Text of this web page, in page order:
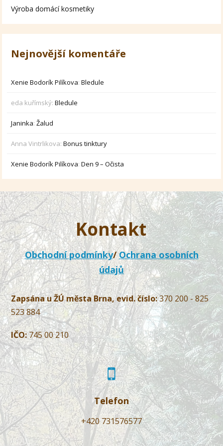
Výroba domácí kosmetiky
Nejnovější komentáře
Xenie Bodorík Pilíkova:Bledule
eda kuřímský:Bledule
Janinka:Žalud
Anna Vintrlikova:Bonus tinktury
Xenie Bodorík Pilíkova:Den 9 – Očista
Kontakt
Obchodní podmínky/Ochrana osobních
údajů
Zapsána u ŽÚ města Brna, evid. číslo:370 200 - 825
523 884
IČO:745 00 210
Telefon
+420 731576577